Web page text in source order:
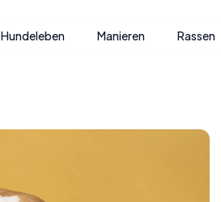
Hundeleben Manieren Rassen